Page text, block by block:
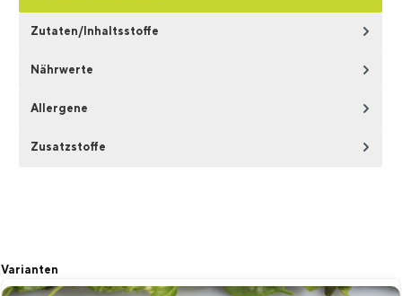
Zutaten/Inhaltsstoffe
Nährwerte
Allergene
Zusatzstoffe
Produktgalerie überspringen
Varianten